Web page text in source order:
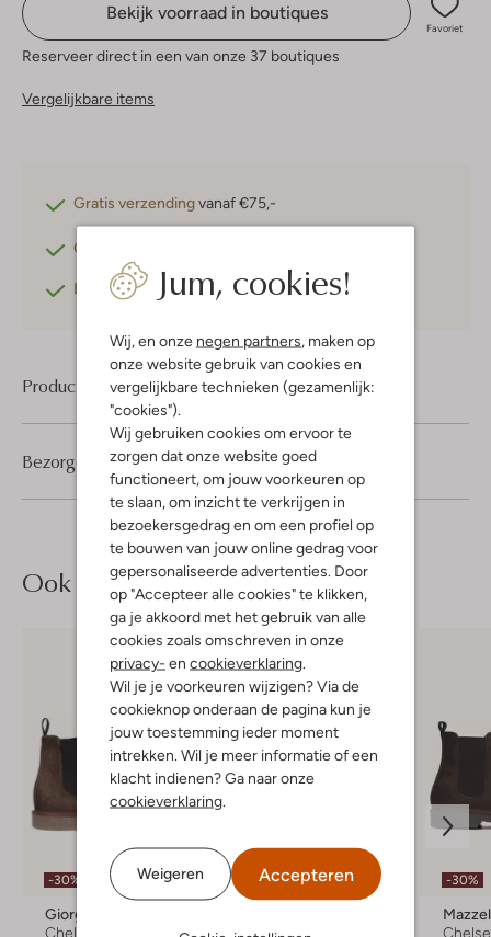
Jum, cookies!
Wij, en onze negen partners , maken op
onze website gebruik van cookies en
vergelijkbare technieken (gezamenlijk:
"cookies").
Wij gebruiken cookies om ervoor te
zorgen dat onze website goed
functioneert, om jouw voorkeuren op
te slaan, om inzicht te verkrijgen in
bezoekersgedrag en om een profiel op
te bouwen van jouw online gedrag voor
gepersonaliseerde advertenties. Door
op "Accepteer alle cookies" te klikken,
ga je akkoord met het gebruik van alle
cookies zoals omschreven in onze
privacy- en cookieverklaring
Wil je je voorkeuren wijzigen? Via de
cookieknop onderaan de pagina kun je
jouw toestemming ieder moment
intrekken. Wil je meer informatie of een
klacht indienen? Ga naar onze
cookieverklaring
Weigeren Accepteren
Bekijk voorraad in boutiques
Favoriet
Reserveer direct in een van onze 37 boutiques
Vergelijkbare items
Gratis verzendingvanaf €75,-
Gratis retourneren
Betaal achterafmet Klarna
Product informatie
Bezorgen & retourneren
Ook iets voor jou?
-30%
Giorgio
Chelsea boots
-30%
Chelsea boots
-30%